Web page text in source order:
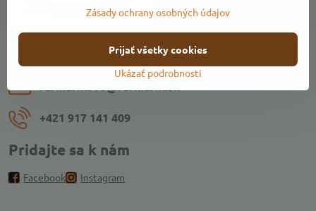
+421 917 141 409
Pridajte sa k nám
Facebook Instagram
Zásady ochrany osobných údajov
Ukázať podrobnosti
Prijať všetky cookies